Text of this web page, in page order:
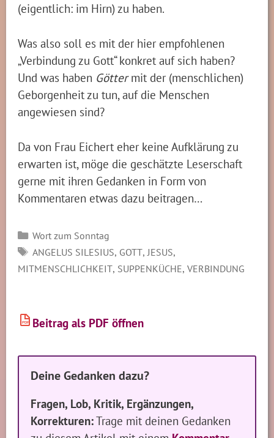
(eigentlich: im Hirn) zu haben.
Was also soll es mit der hier empfohlenen
„Verbindung zu Gott“ konkret auf sich haben?
Und was haben Göttermit der (menschlichen)
Geborgenheit zu tun, auf die Menschen
angewiesen sind?
Da von Frau Eichert eher keine Aufklärung zu
erwarten ist, möge die geschätzte Leserschaft
gerne mit ihren Gedanken in Form von
Kommentaren etwas dazu beitragen…
Kategorien
Wort zum Sonntag
SCHLAGWÖRTER
ANGELUS SILESIUS, GOTT,JESUS,
MITMENSCHLICHKEIT, SUPPENKÜCHE,VERBINDUNG
PDF Beitrag als PDF öffnen
Deine Gedanken dazu?
Fragen, Lob, Kritik, Ergänzungen,
Korrekturen:Trage mit deinen Gedanken